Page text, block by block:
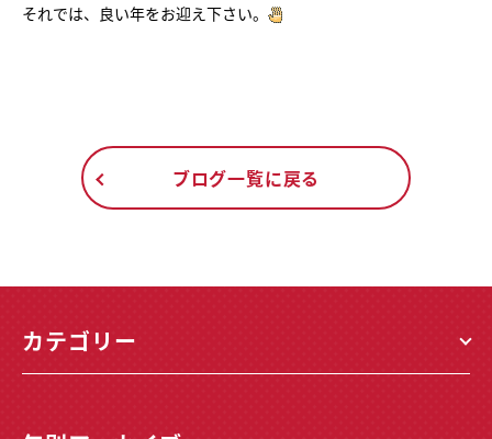
それでは、良い年をお迎え下さい。
ブログ一覧に戻る
カテゴリー